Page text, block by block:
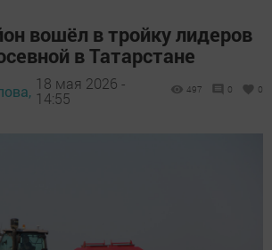
вошёл в тройку лидеров
в Татарстане
18 мая 2026 -
14:55
497 0 0